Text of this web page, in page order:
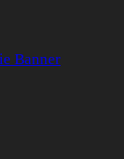
Banner